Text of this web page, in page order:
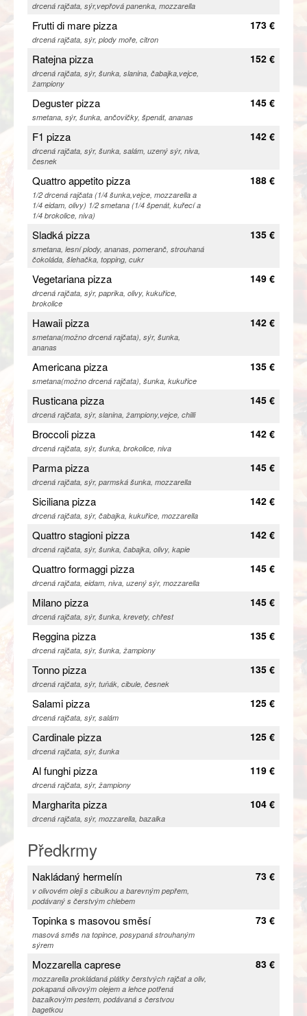
drcená rajčata, sýr,vepřová panenka, mozzarella
Frutti di mare pizza
drcená rajčata, sýr, plody moře, citron
173 €
Ratejna pizza
drcená rajčata, sýr, šunka, slanina, čabajka,vejce,
žampiony
152 €
Deguster pizza
smetana, sýr, šunka, ančovičky, špenát, ananas
145 €
F1 pizza
drcená rajčata, sýr, šunka, salám, uzený sýr, niva,
česnek
142 €
Quattro appetito pizza
1/2 drcená rajčata (1/4 šunka,vejce, mozzarella a
1/4 eidam, olivy) 1/2 smetana (1/4 špenát, kuřecí a
1/4 brokolice, niva)
188 €
Sladká pizza
smetana, lesní plody, ananas, pomeranč, strouhaná
čokoláda, šlehačka, topping, cukr
135 €
Vegetariana pizza
drcená rajčata, sýr, paprika, olivy, kukuřice,
brokolice
149 €
Hawaii pizza
smetana(možno drcená rajčata), sýr, šunka,
ananas
142 €
Americana pizza
smetana(možno drcená rajčata), šunka, kukuřice
135 €
Rusticana pizza
drcená rajčata, sýr, slanina, žampiony,vejce, chilli
145 €
Broccoli pizza
drcená rajčata, sýr, šunka, brokolice, niva
142 €
Parma pizza
drcená rajčata, sýr, parmská šunka, mozzarella
145 €
Siciliana pizza
drcená rajčata, sýr, čabajka, kukuřice, mozzarella
142 €
Quattro stagioni pizza
drcená rajčata, sýr, šunka, čabajka, olivy, kapie
142 €
Quattro formaggi pizza
drcená rajčata, eidam, niva, uzený sýr, mozzarella
145 €
Milano pizza
drcená rajčata, sýr, šunka, krevety, chřest
145 €
Reggina pizza
drcená rajčata, sýr, šunka, žampiony
135 €
Tonno pizza
drcená rajčata, sýr, tuňák, cibule, česnek
135 €
Salami pizza
drcená rajčata, sýr, salám
125 €
Cardinale pizza
drcená rajčata, sýr, šunka
125 €
Al funghi pizza
drcená rajčata, sýr, žampiony
119 €
Margharita pizza
drcená rajčata, sýr, mozzarella, bazalka
104 €
Předkrmy
Nakládaný hermelín
v olivovém oleji s cibulkou a barevným pepřem,
podávaný s čerstvým chlebem
73 €
Topinka s masovou směsí
masová směs na topince, posypaná strouhaným
sýrem
73 €
Mozzarella caprese
mozzarella prokládaná plátky čerstvých rajčat a oliv,
pokapaná olivovým olejem a lehce potřená
bazalkovým pestem, podávaná s čerstvou
bagetkou
83 €